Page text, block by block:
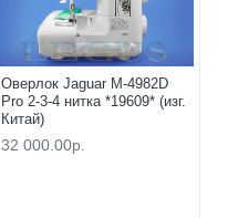
Оверлок Jaguar M-4982D
Pro 2-3-4 нитка *19609* (изг.
Китай)
32 000.00р.